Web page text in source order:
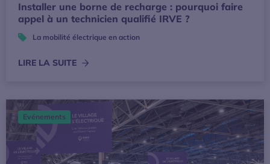
Installer une borne de recharge : pourquoi faire
appel à un technicien qualifié IRVE ?
La mobilité électrique en action
LIRE LA SUITE
L’Avere-France sera présente pour la 4ème édition de
Evénements